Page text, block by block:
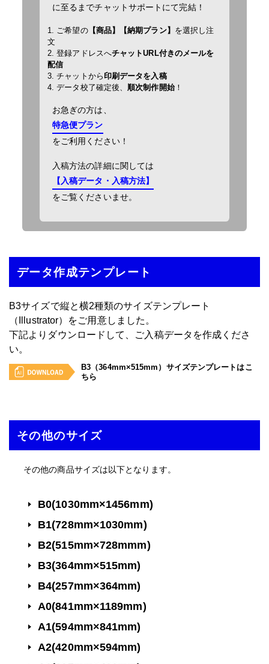
に至るまでチャットサポートにて完結！
1. ご希望の【商品】【納期プラン】 を選択し注
文
2. 登録アドレスへチャットURL付きのメールを
配信
3. チャットから 印刷データを入稿
4. データ校了確定後、 順次制作開始！
お急ぎの方は、
特急便プラン
をご利用ください！
入稿方法の詳細に関しては
【入稿データ・入稿方法】
をご覧くださいませ。
データ作成テンプレート
B3サイズで縦と横2種類のサイズテンプレート
（Illustrator）をご用意しました。
下記よりダウンロードして、ご入稿データを作成くださ
い。
B3（364mm×515mm）サイズテンプレートはこ
ちら
その他のサイズ
その他の商品サイズは以下となります。
B0(1030mm×1456mm)
B1(728mm×1030mm)
B2(515mm×728mmm)
B3(364mm×515mm)
B4(257mm×364mm)
A0(841mm×1189mm)
A1(594mm×841mm)
A2(420mm×594mm)